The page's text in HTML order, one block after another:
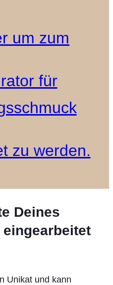
um zum
für
zu werden.
Deines
Unikat und kann